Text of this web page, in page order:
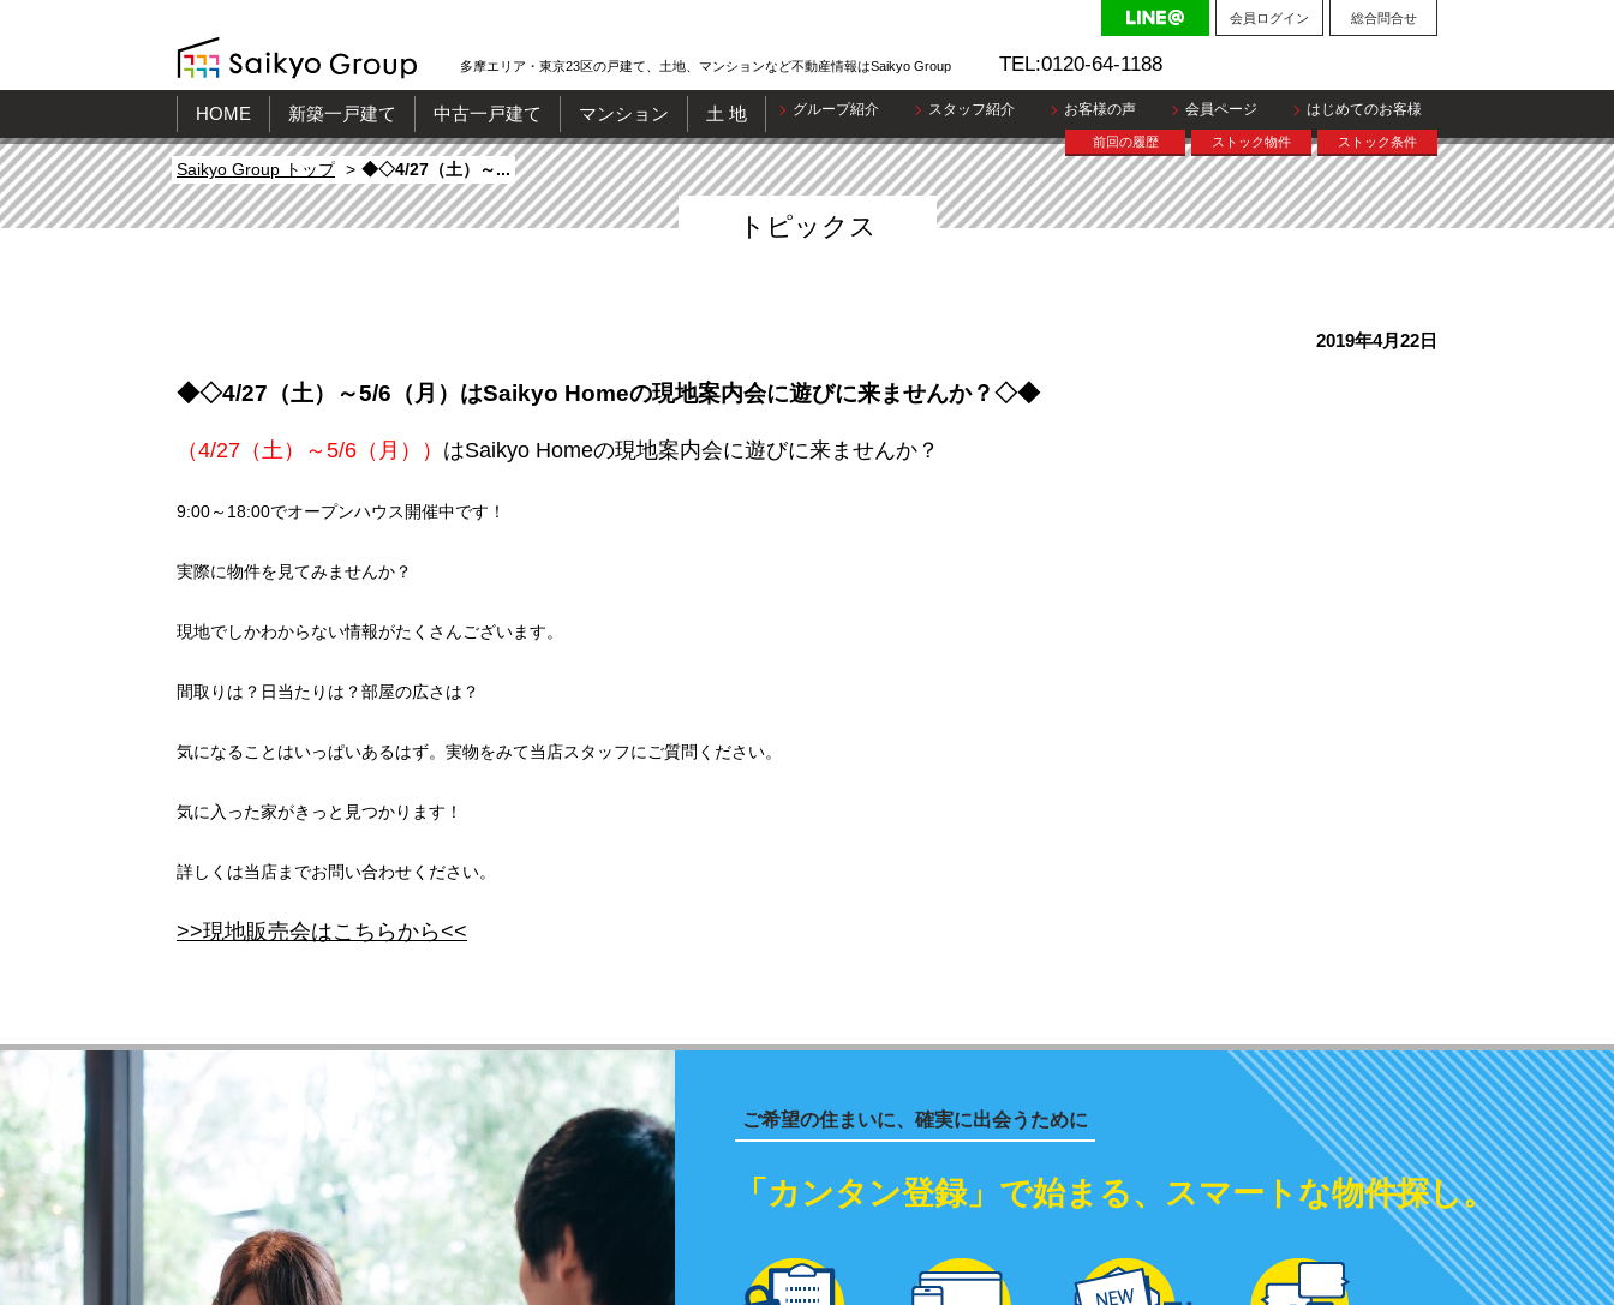
多摩エリア・東京23区の戸建て、土地、マンションなど不動産情報はSaikyo Group TEL:0120-64-1188
会員ログイン 総合問合せ
HOME 新築一戸建て 中古一戸建て マンション 土 地 グループ紹介 スタッフ紹介 お客様の声 会員ページ はじめてのお客様
前回の履歴 ストック物件 ストック条件
Saikyo Group トップ ◆◇4/27（土）～...
トピックス
2019年4月22日
◆◇4/27（土）～5/6（月）はSaikyo Homeの現地案内会に遊びに来ませんか？◇◆
（4/27（土）～5/6（月）） はSaikyo Homeの現地案内会に遊びに来ませんか？
9:00～18:00でオープンハウス開催中です！
実際に物件を見てみませんか？
現地でしかわからない情報がたくさんございます。
間取りは？日当たりは？部屋の広さは？
気になることはいっぱいあるはず。実物をみて当店スタッフにご質問ください。
気に入った家がきっと見つかります！
詳しくは当店までお問い合わせください。
>>現地販売会はこちらから<<
ご希望の住まいに、確実に出会うために
「カンタン登録」で始まる、スマートな物件探し。